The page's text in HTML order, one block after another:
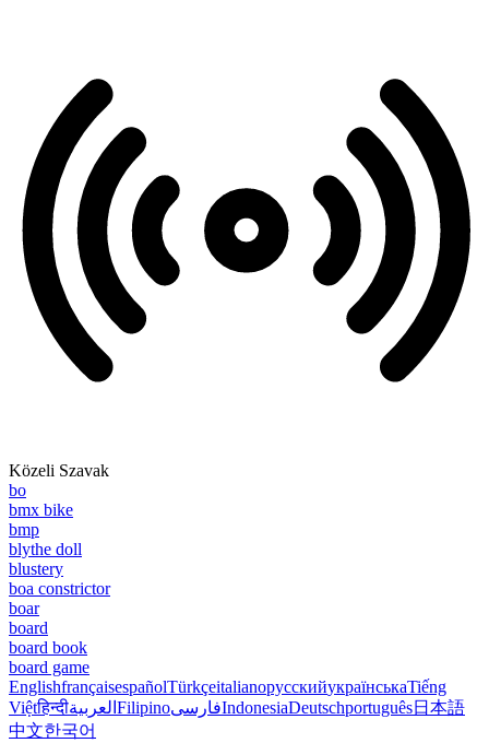
Közeli Szavak
bo
bmx bike
bmp
blythe doll
blustery
boa constrictor
boar
board
board book
board game
EnglishfrançaisespañolTürkçeitalianoрусскийукраїнськаTiếng
Việtहिन्दीالعربية FilipinoفارسیIndonesiaDeutschportuguês日本語
中文한국어